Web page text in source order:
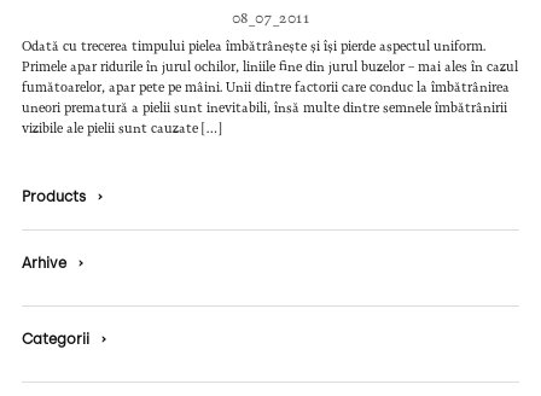
08_07_2011
Odată cu trecerea timpului pielea îmbătrânește și își pierde aspectul uniform.
Primele apar ridurile în jurul ochilor, liniile fine din jurul buzelor – mai ales în cazul
fumătoarelor, apar pete pe mâini. Unii dintre factorii care conduc la îmbătrânirea
uneori prematură a pielii sunt inevitabili, însă multe dintre semnele îmbătrânirii
vizibile ale pielii sunt cauzate […]
Products ›
Arhive ›
Categorii ›